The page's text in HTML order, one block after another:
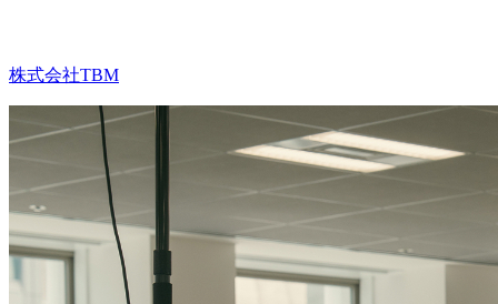
株式会社TBM